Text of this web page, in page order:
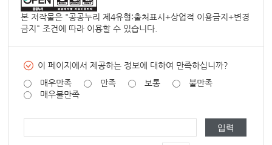
본 저작물은 "공공누리 제4유형:출처표시+상업적 이용금지+변경
금지 " 조건에 따라 이용할 수 있습니다.
이 페이지에서 제공하는 정보에 대하여 만족하십니까?
매우만족
만족 보통
불만족
매우불만족